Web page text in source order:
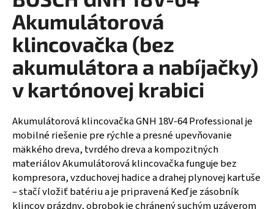
Akumulátorová
klincovačka (bez
akumulátora a nabíjačky)
v kartónovej krabici
Akumulátorová klincovačka GNH 18V-64 Professional je
mobilné riešenie pre rýchle a presné upevňovanie
mäkkého dreva, tvrdého dreva a kompozitných
materiálov Akumulátorová klincovačka funguje bez
kompresora, vzduchovej hadice a drahej plynovej kartuše
– stačí vložiť batériu a je pripravená Keď je zásobník
klincov prázdny, obrobok je chránený suchým uzáverom
á
j
s
ť
?
HĽADAŤ